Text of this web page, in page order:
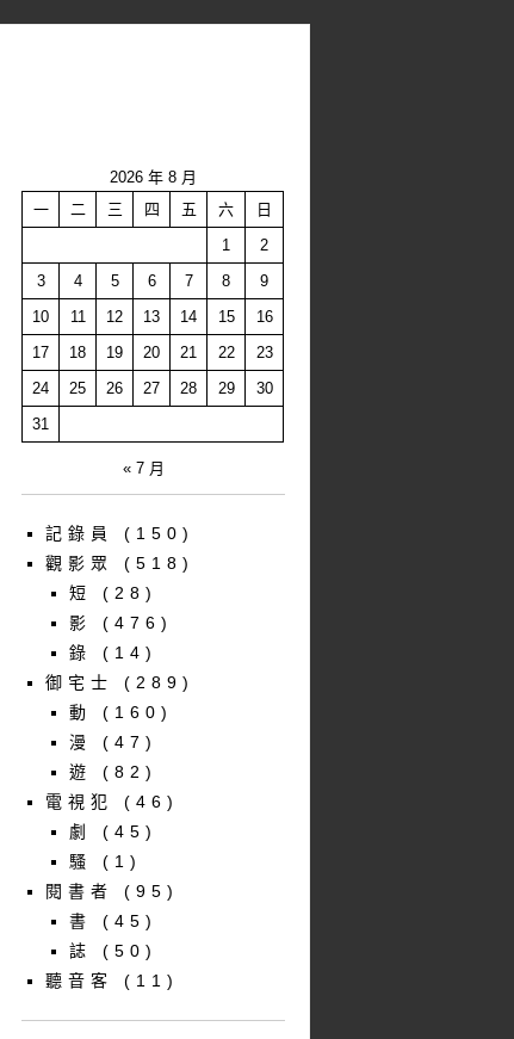
2026 年 8 月
一
二 三 四 五 六
日
1
2
3
4 5 6 7 8
9
10
11 12 13 14 15
16
17
18 19 20 21 22
23
24
25 26 27 28 29
30
31
« 7 月
記錄員
(150)
觀影眾
(518)
短
(28)
影
(476)
錄
(14)
御宅士
(289)
動
(160)
漫
(47)
遊
(82)
電視犯
(46)
劇
(45)
騷
(1)
閱書者
(95)
書
(45)
誌
(50)
聽音客
(11)